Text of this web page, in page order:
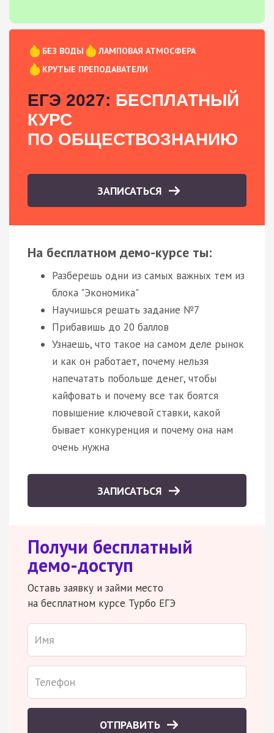
БЕЗ ВОДЫ
ЛАМПОВАЯ АТМОСФЕРА
КРУТЫЕ ПРЕПОДАВАТЕЛИ
ЕГЭ 2027: БЕСПЛАТНЫЙ
КУРС
ПО ОБЩЕСТВОЗНАНИЮ
ЗАПИСАТЬСЯ
На бесплатном демо-курсе ты:
Разберешь одни из самых важных тем из
блока "Экономика"
Научишься решать задание №7
Прибавишь до 20 баллов
Узнаешь, что такое на самом деле рынок
и как он работает, почему нельзя
напечатать побольше денег, чтобы
кайфовать и почему все так боятся
повышение ключевой ставки, какой
бывает конкуренция и почему она нам
очень нужна
ЗАПИСАТЬСЯ
Получи бесплатный
демо-доступ
Оставь заявку и займи место
на бесплатном курсе Турбо ЕГЭ
ОТПРАВИТЬ